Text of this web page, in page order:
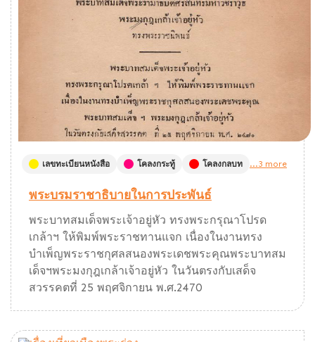
เลขทะเบียนหนังสือ โคลงกระทู้ โคลงกลบท ...3 more
พระบรมราชาธิบายในการประพันธ์
พระบาทสมเด็จพระเจ้าอยู่หัว ทรงพระกรุณาโปรด
เกล้าฯ ให้พิมพ์พระราชทานแจก เนื่องในงานทรง
บำเพ็ญพระราชกุศลสนองพระเดชพระคุณพระบาทสม
เด็จฯพระมงกุฎเกล้าเจ้าอยู่หัว ในวันตรงกับเสด็จ
สวรรคตที่ 25 พฤศจิกายน พ.ศ.2470